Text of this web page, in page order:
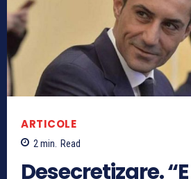
ARTICOLE
2 min. Read
Desecretizare.